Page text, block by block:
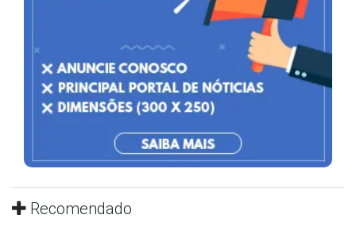
Recomendado